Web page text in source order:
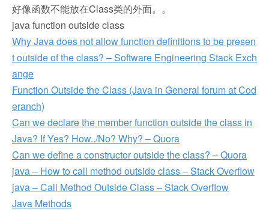
好像函数不能放在Class类的外面。。
java function outside class
Why Java does not allow function definitions to be presen
t outside of the class? – Software Engineering Stack Exch
ange
Function Outside the Class (Java in General forum at Cod
eranch)
Can we declare the member function outside the class in
Java? If Yes? How../No? Why? – Quora
Can we define a constructor outside the class? – Quora
java – How to call method outside class – Stack Overflow
java – Call Method Outside Class – Stack Overflow
Java Methods